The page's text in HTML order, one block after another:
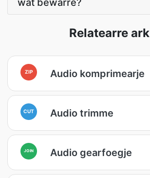
wat bewarre?
Relatearre ark
ZIP Audio komprimearje
CUT Audio trimme
JOIN Audio gearfoegje